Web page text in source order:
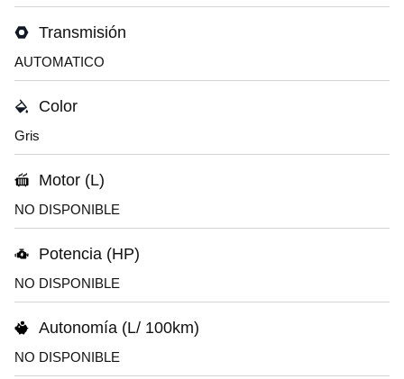
Transmisión
AUTOMATICO
Color
Gris
Motor (L)
NO DISPONIBLE
Potencia (HP)
NO DISPONIBLE
Autonomía (L/ 100km)
NO DISPONIBLE